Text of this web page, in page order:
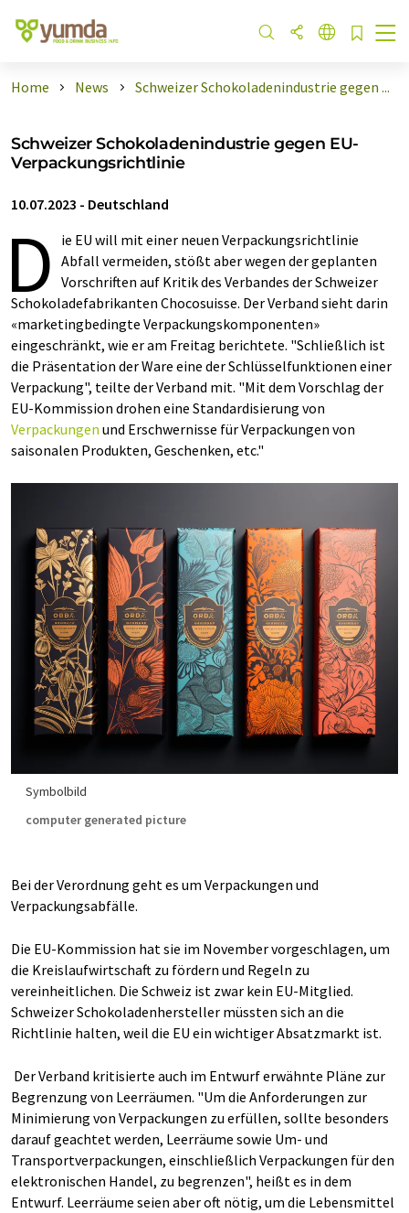
Home News Schweizer Schokoladenindustrie gegen ...
Schweizer Schokoladenindustrie gegen EU-
Verpackungsrichtlinie
10.07.2023 - Deutschland
D
ie EU will mit einer neuen Verpackungsrichtlinie
Abfall vermeiden, stößt aber wegen der geplanten
Vorschriften auf Kritik des Verbandes der Schweizer
Schokoladefabrikanten Chocosuisse. Der Verband sieht darin
«marketingbedingte Verpackungskomponenten»
eingeschränkt, wie er am Freitag berichtete. "Schließlich ist
die Präsentation der Ware eine der Schlüsselfunktionen einer
Verpackung", teilte der Verband mit. "Mit dem Vorschlag der
EU-Kommission drohen eine Standardisierung von
Verpackungen und Erschwernisse für Verpackungen von
saisonalen Produkten, Geschenken, etc."
Symbolbild
computer generated picture
Bei der Verordnung geht es um Verpackungen und
Verpackungsabfälle.
Die EU-Kommission hat sie im November vorgeschlagen, um
die Kreislaufwirtschaft zu fördern und Regeln zu
vereinheitlichen. Die Schweiz ist zwar kein EU-Mitglied.
Schweizer Schokoladenhersteller müssten sich an die
Richtlinie halten, weil die EU ein wichtiger Absatzmarkt ist.
Der Verband kritisierte auch im Entwurf erwähnte Pläne zur
Begrenzung von Leerräumen. "Um die Anforderungen zur
Minimierung von Verpackungen zu erfüllen, sollte besonders
darauf geachtet werden, Leerräume sowie Um- und
Transportverpackungen, einschließlich Verpackungen für den
elektronischen Handel, zu begrenzen", heißt es in dem
Entwurf. Leerräume seien aber oft nötig, um die Lebensmittel